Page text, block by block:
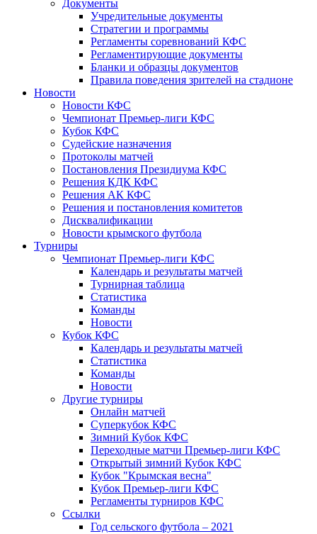
Документы
Учредительные документы
Стратегии и программы
Регламенты соревнований КФС
Регламентирующие документы
Бланки и образцы документов
Правила поведения зрителей на стадионе
Новости
Новости КФС
Чемпионат Премьер-лиги КФС
Кубок КФС
Судейские назначения
Протоколы матчей
Постановления Президиума КФС
Решения КДК КФС
Решения АК КФС
Решения и постановления комитетов
Дисквалификации
Новости крымского футбола
Турниры
Чемпионат Премьер-лиги КФС
Календарь и результаты матчей
Турнирная таблица
Статистика
Команды
Новости
Кубок КФС
Календарь и результаты матчей
Статистика
Команды
Новости
Другие турниры
Онлайн матчей
Суперкубок КФС
Зимний Кубок КФС
Переходные матчи Премьер-лиги КФС
Открытый зимний Кубок КФС
Кубок "Крымская весна"
Кубок Премьер-лиги КФС
Регламенты турниров КФС
Ссылки
Год сельского футбола – 2021